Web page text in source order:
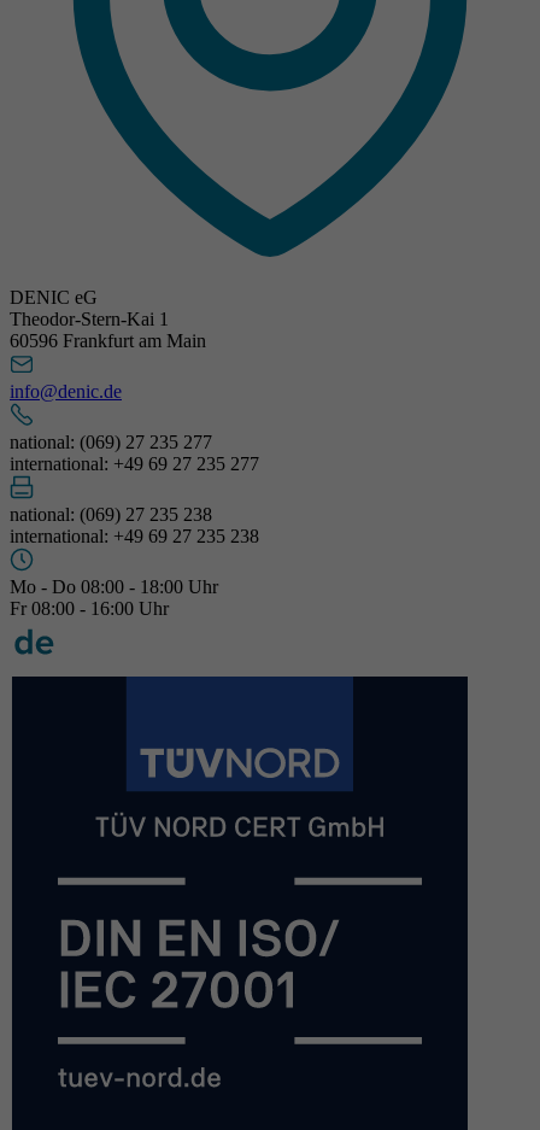
DENIC eG
Theodor-Stern-Kai 1
60596 Frankfurt am Main
info@denic.de
national: (069) 27 235 277
international: +49 69 27 235 277
national: (069) 27 235 238
international: +49 69 27 235 238
Mo - Do 08:00 - 18:00 Uhr
Fr 08:00 - 16:00 Uhr